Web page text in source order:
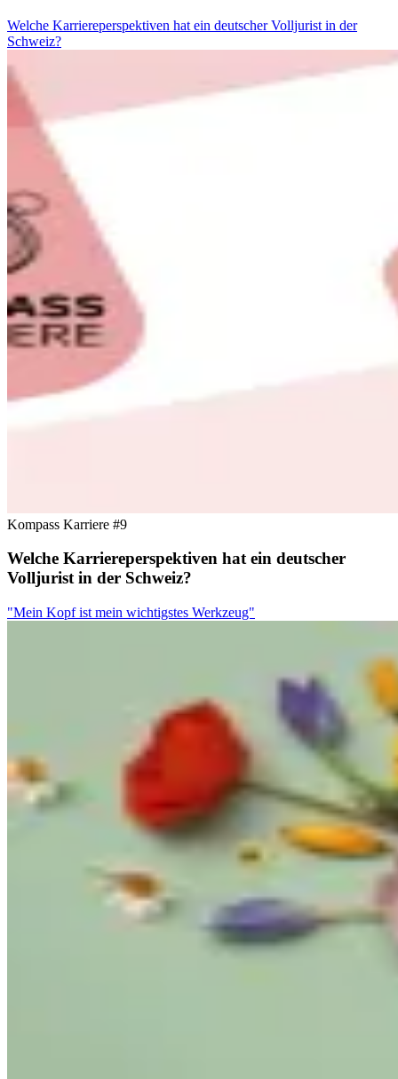
Welche Karriereperspektiven hat ein deutscher Volljurist in der
Schweiz?
Kompass Karriere #9
Welche Karriereperspektiven hat ein deutscher
Volljurist in der Schweiz?
"Mein Kopf ist mein wichtigstes Werkzeug"